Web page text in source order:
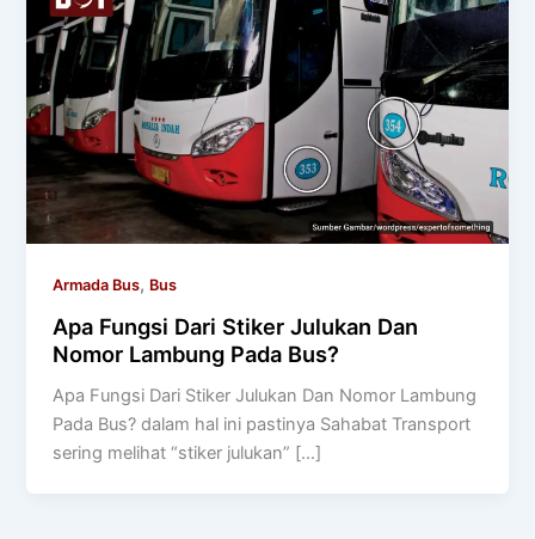
Armada Bus, Bus
Apa Fungsi Dari Stiker Julukan Dan
Nomor Lambung Pada Bus?
Apa Fungsi Dari Stiker Julukan Dan Nomor Lambung
Pada Bus? dalam hal ini pastinya Sahabat Transport
sering melihat “stiker julukan” […]